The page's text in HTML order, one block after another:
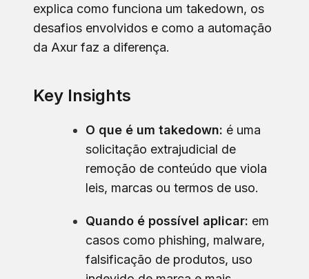
explica como funciona um takedown, os
desafios envolvidos e como a automação
da Axur faz a diferença.
Key Insights
O que é um takedown: é uma
solicitação extrajudicial de
remoção de conteúdo que viola
leis, marcas ou termos de uso.
Quando é possível aplicar: em
casos como phishing, malware,
falsificação de produtos, uso